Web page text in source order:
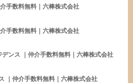
手数料無料｜六棒株式会社
手数料無料｜六棒株式会社
ンス ｜仲介手数料無料｜六棒株式会社
｜仲介手数料無料｜六棒株式会社